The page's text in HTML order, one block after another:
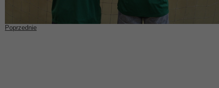
Poprzednie